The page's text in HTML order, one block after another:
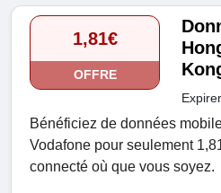
1,81€
OFFRE
Bénéficiez de données
Vodafone pour seulement
connecté où que vous soyez.